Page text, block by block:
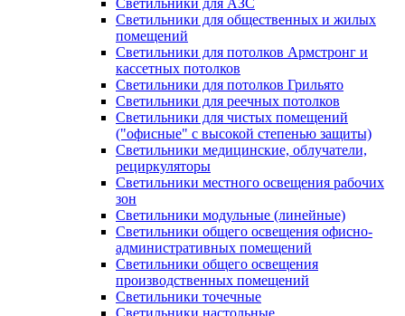
Светильники для АЗС
Светильники для общественных и жилых
помещений
Светильники для потолков Армстронг и
кассетных потолков
Светильники для потолков Грильято
Светильники для реечных потолков
Светильники для чистых помещений
("офисные" с высокой степенью защиты)
Светильники медицинские, облучатели,
рециркуляторы
Светильники местного освещения рабочих
зон
Светильники модульные (линейные)
Светильники общего освещения офисно-
административных помещений
Светильники общего освещения
производственных помещений
Светильники точечные
Светильники настольные